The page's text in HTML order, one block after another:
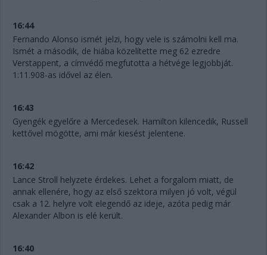
16:44
Fernando Alonso ismét jelzi, hogy vele is számolni kell ma.
Ismét a második, de hiába közelítette meg 62 ezredre
Verstappent, a címvédő megfutotta a hétvége legjobbját.
1:11.908-as idővel az élen.
16:43
Gyengék egyelőre a Mercedesek. Hamilton kilencedik, Russell
kettővel mögötte, ami már kiesést jelentene.
16:42
Lance Stroll helyzete érdekes. Lehet a forgalom miatt, de
annak ellenére, hogy az első szektora milyen jó volt, végül
csak a 12. helyre volt elegendő az ideje, azóta pedig már
Alexander Albon is elé került.
16:40